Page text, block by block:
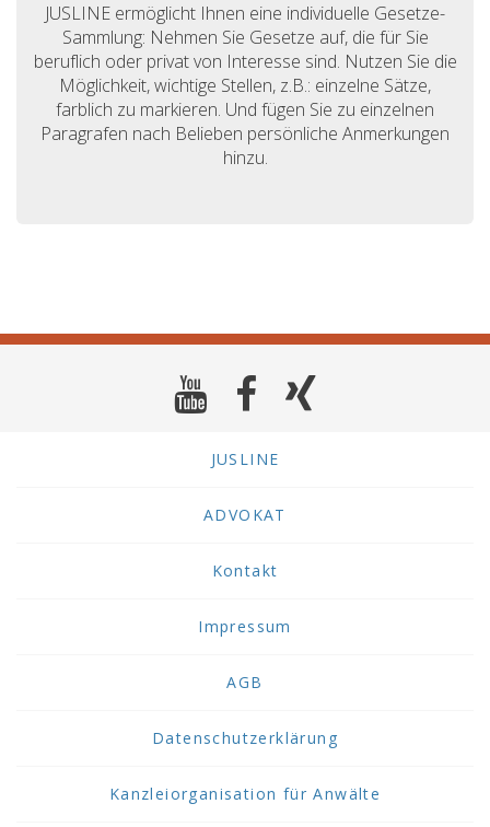
JUSLINE ermöglicht Ihnen eine individuelle Gesetze-
Sammlung: Nehmen Sie Gesetze auf, die für Sie
beruflich oder privat von Interesse sind. Nutzen Sie die
Möglichkeit, wichtige Stellen, z.B.: einzelne Sätze,
farblich zu markieren. Und fügen Sie zu einzelnen
Paragrafen nach Belieben persönliche Anmerkungen
hinzu.
JUSLINE
ADVOKAT
Kontakt
Impressum
AGB
Datenschutzerklärung
Kanzleiorganisation für Anwälte